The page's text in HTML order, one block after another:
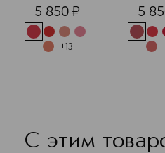
5 850 ¤
+13
5
С этим